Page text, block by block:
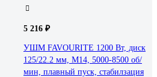
5 216 ₽
УШМ FAVOURITE 1200 Вт, диск
125/22.2 мм, М14, 5000-8500 об/
мин, плавный пуск, стабилзация